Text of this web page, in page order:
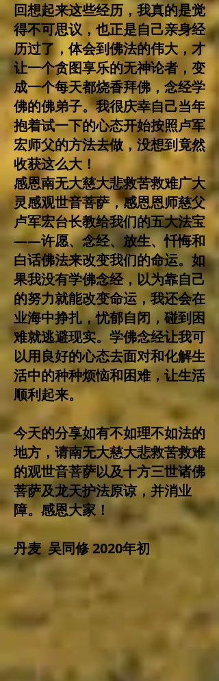
回想起来这些经历，我真的是觉
得不可思议，也正是自己亲身经
历过了，体会到佛法的伟大，才
让一个贪图享乐的无神论者，变
成一个每天都烧香拜佛，念经学
佛的佛弟子。我很庆幸自己当年
抱着试一下的心态开始按照卢军
宏师父的方法去做，没想到竟然
收获这么大！
感恩南无大慈大悲救苦救难广大
灵感观世音菩萨，感恩恩师慈父
卢军宏台长教给我们的五大法宝
——许愿、念经、放生、忏悔和
白话佛法来改变我们的命运。如
果我没有学佛念经，以为靠自己
的努力就能改变命运，我还会在
业海中挣扎，忧郁自闭，碰到困
难就逃避现实。学佛念经让我可
以用良好的心态去面对和化解生
活中的种种烦恼和困难，让生活
顺利起来。
今天的分享如有不如理不如法的
地方，请南无大慈大悲救苦救难
的观世音菩萨以及十方三世诸佛
菩萨及龙天护法原谅，并消业
障。感恩大家！
丹麦 吴同修 2020年初